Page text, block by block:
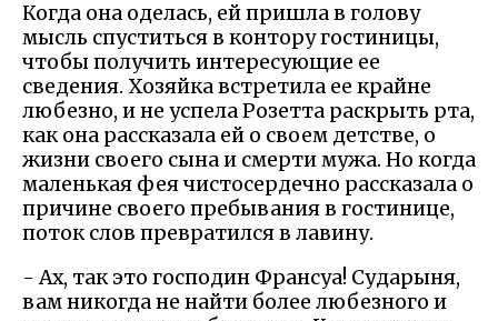
Когда она оделась, ей пришла в голову
мысль спуститься в контору гостиницы,
чтобы получить интересующие ее
сведения. Хозяйка встретила ее крайне
любезно, и не успела Розетта раскрыть рта,
как она рассказала ей о своем детстве, о
жизни своего сына и смерти мужа. Но когда
маленькая фея чистосердечно рассказала о
причине своего пребывания в гостинице,
поток слов превратился в лавину.
- Ах, так это господин Франсуа! Сударыня,
вам никогда не найти более любезного и